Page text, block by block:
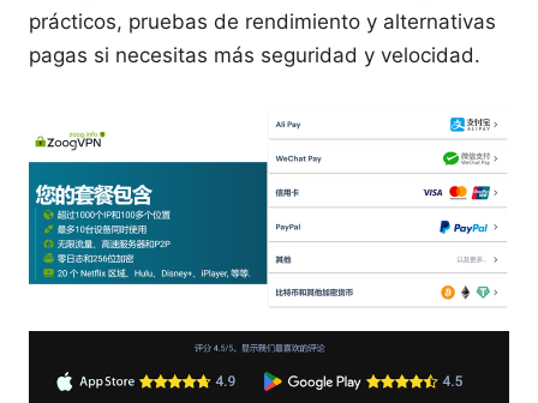
prácticos, pruebas de rendimiento y alternativas
pagas si necesitas más seguridad y velocidad.